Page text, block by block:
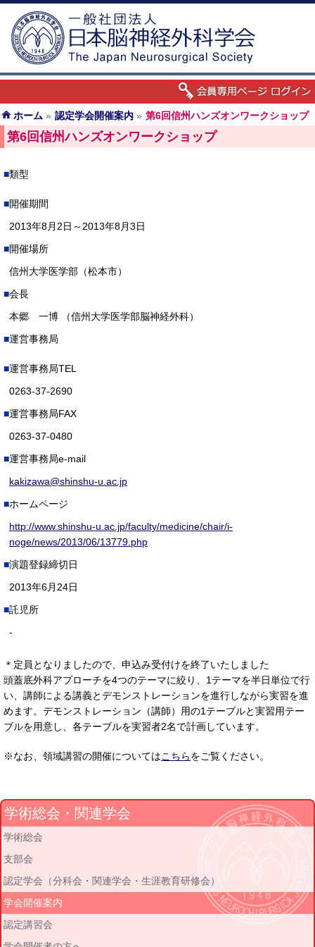
ホーム » 認定学会開催案内 » 第6回信州ハンズオンワークショップ
第6回信州ハンズオンワークショップ
類型
開催期間
2013年8月2日～2013年8月3日
開催場所
信州大学医学部（松本市）
会長
本郷 一博 （信州大学医学部脳神経外科）
運営事務局
運営事務局TEL
0263-37-2690
運営事務局FAX
0263-37-0480
運営事務局e-mail
kakizawa@shinshu-u.ac.jp
ホームページ
http://www.shinshu-u.ac.jp/faculty/medicine/chair/i-
noge/news/2013/06/13779.php
演題登録締切日
2013年6月24日
託児所
-
＊定員となりましたので、申込み受付けを終了いたしました
頭蓋底外科アプローチを4つのテーマに絞り、1テーマを半日単位で行
い、講師による講義とデモンストレーションを進行しながら実習を進
めます。デモンストレーション（講師）用の1テーブルと実習用テー
ブルを用意し、各テーブルを実習者2名で計画しています。
※なお、領域講習の開催についてはこちらをご覧ください。
学術総会・関連学会
学術総会
支部会
認定学会（分科会・関連学会・生涯教育研修会）
学会開催案内
認定講習会